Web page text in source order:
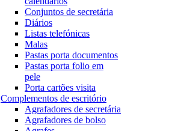
Conjuntos de secretária
Diários
Listas telefónicas
Malas
Pastas porta documentos
Pastas porta folio em
pele
Porta cartões visita
Complementos de escritório
Agrafadores de secretária
Agrafadores de bolso